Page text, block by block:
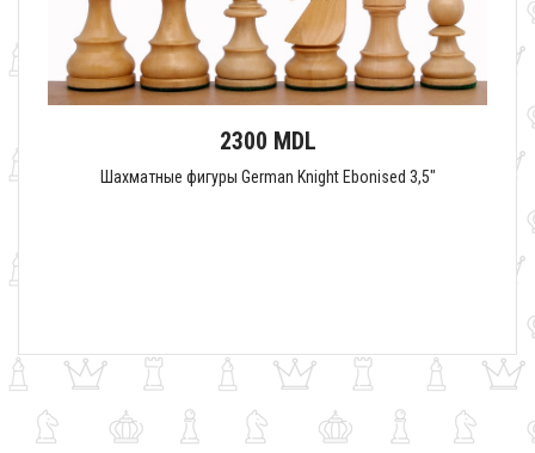
2300 MDL
Шахматные фигуры German Knight Ebonised 3,5"